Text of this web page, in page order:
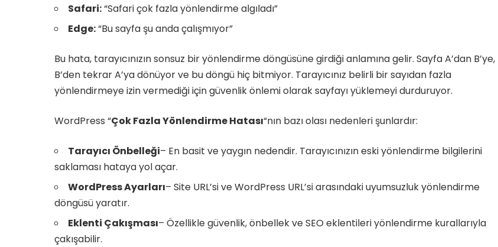
Safari:“Safari çok fazla yönlendirme algıladı”
Edge:“Bu sayfa şu anda çalışmıyor”
Bu hata, tarayıcınızın sonsuz bir yönlendirme döngüsüne girdiği anlamına gelir. Sayfa A’dan B’ye,
B’den tekrar A’ya dönüyor ve bu döngü hiç bitmiyor. Tarayıcınız belirli bir sayıdan fazla
yönlendirmeye izin vermediği için güvenlik önlemi olarak sayfayı yüklemeyi durduruyor.
WordPress “Çok Fazla Yönlendirme Hatası“nın bazı olası nedenleri şunlardır:
Tarayıcı Önbelleği– En basit ve yaygın nedendir. Tarayıcınızın eski yönlendirme bilgilerini
saklaması hataya yol açar.
WordPress Ayarları– Site URL’si ve WordPress URL’si arasındaki uyumsuzluk yönlendirme
döngüsü yaratır.
Eklenti Çakışması– Özellikle güvenlik, önbellek ve SEO eklentileri yönlendirme kurallarıyla
çakışabilir.